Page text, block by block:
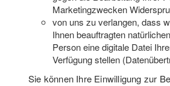
Marketingzwecken
von uns zu verlangen, dass
Ihnen beauftragten
Person eine digitale Datei
Verfügung stellen
Sie können Ihre Einwilligung zur